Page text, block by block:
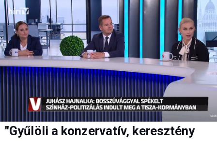
"Gyűlöli a konzervatív, keresztény